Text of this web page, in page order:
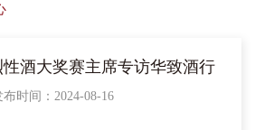
酒大奖赛主席专访华致酒行
布时间：2024-08-16